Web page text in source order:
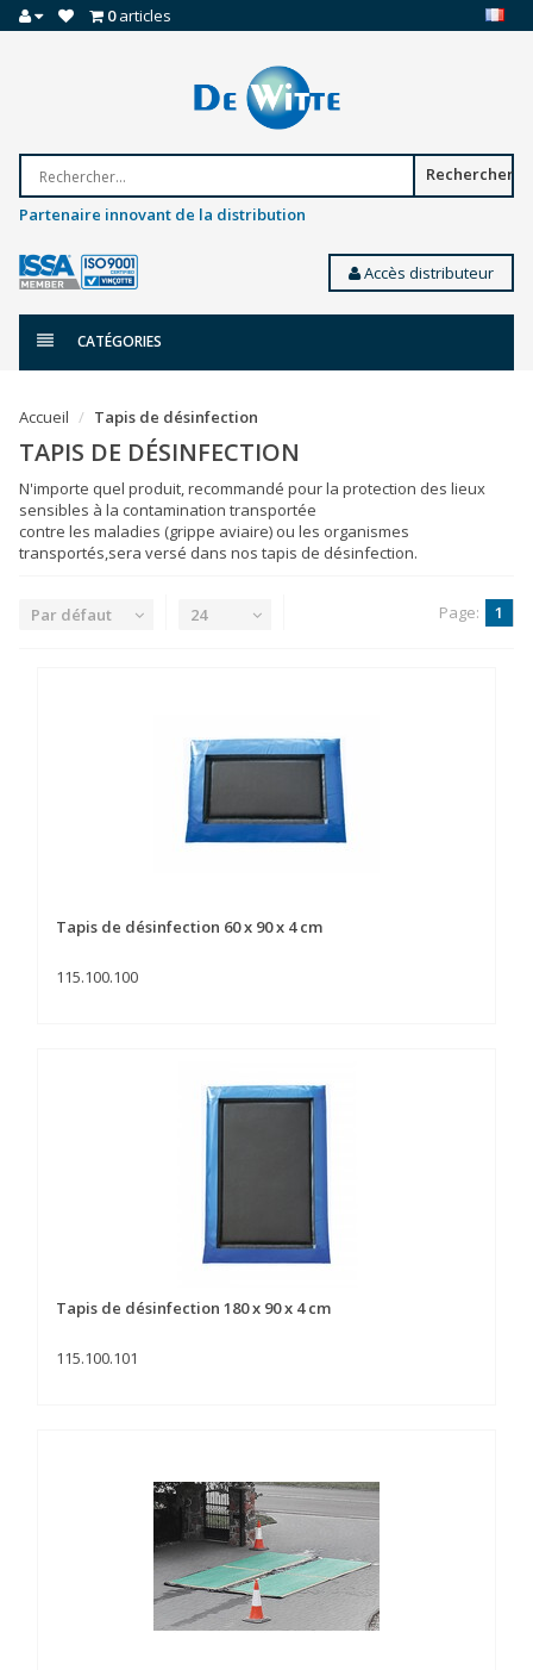
0articles
Rechercher
Partenaire innovant de la distribution
Accès distributeur
CATÉGORIES
Accueil Tapis de désinfection
TAPIS DE DÉSINFECTION
N'importe quel produit, recommandé pour la protection des lieux
sensibles à la contamination transportée
contre les maladies (grippe aviaire) ou les organismes
transportés,sera versé dans nos tapis de désinfection.
Par défaut 24 Page: 1
Tapis de désinfection 60 x 90 x 4 cm
115.100.100
Tapis de désinfection 180 x 90 x 4 cm
115.100.101